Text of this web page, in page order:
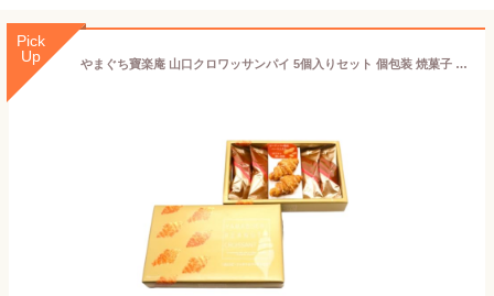
Pick
Up
やまぐち寶楽庵 山口クロワッサンパイ 5個入りセット 個包装 焼菓子 ギフト向け